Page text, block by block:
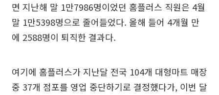
면 지난해 말 1만7986명이었던 홈플러스 직원은 4월
말 1만5398명으로 줄어들었다. 올해 들어 4개월 만
에 2588명이 퇴직한 결과다.
여기에 홈플러스가 지난달 전국 104개 대형마트 매장
중 37개 점포를 영업 중단하기로 결정했다가, 이번 달